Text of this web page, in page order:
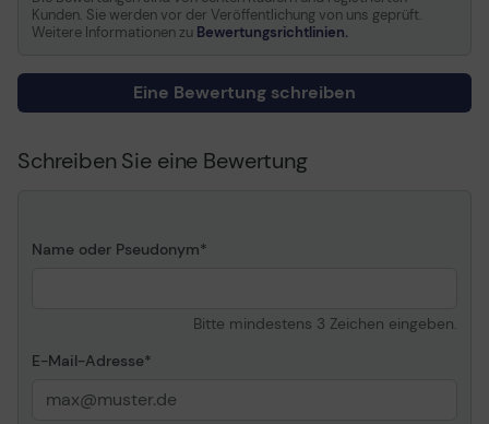
Farbkategorie Weiß
Informationen zur Kompatibilität
Kompatibel mit
DYMO Rhino 6000,6000
Kunden. Sie werden vor der Veröffentlichung von uns geprüft.
Weitere Informationen zu Bewertungsrichtlinien.
Eine Bewertung schreiben
Schreiben Sie eine Bewertung
Name oder Pseudonym
Bitte mindestens 3 Zeichen eingeben.
E-Mail-Adresse